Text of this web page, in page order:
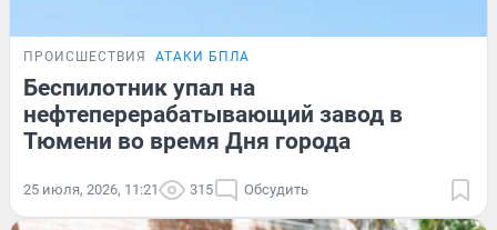
ПРОИСШЕСТВИЯ АТАКИ БПЛА
Беспилотник упал на
нефтеперерабатывающий завод в
Тюмени во время Дня города
25 июля, 2026, 11:21 315 Обсудить